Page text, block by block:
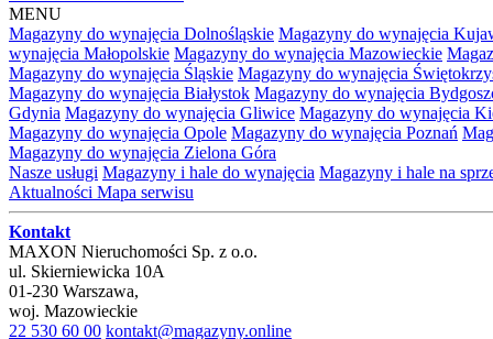
MENU
Magazyny do wynajęcia Dolnośląskie Magazyny do wynajęcia
wynajęcia Małopolskie Magazyny do wynajęcia Mazowieckie
Magazyny do wynajęcia Śląskie Magazyny do wynajęcia
Magazyny do wynajęcia Białystok Magazyny do wynajęcia
Gdynia Magazyny do wynajęcia Gliwice Magazyny do wynajęcia
Magazyny do wynajęcia Opole Magazyny do wynajęcia Poznań
Magazyny do wynajęcia Zielona Góra
Nasze usługi Magazyny i hale do wynajęcia Magazyny i hale na
Aktualności Mapa serwisu
Kontakt
MAXON Nieruchomości Sp. z o.o.
ul. Skierniewicka 10A
01-230 Warszawa,
woj. Mazowieckie
22 530 60 00 kontakt@magazyny.online